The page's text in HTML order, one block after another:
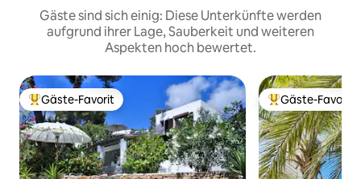
Gäste sind sich einig: Diese Unterkünfte werden
aufgrund ihrer Lage, Sauberkeit und weiteren
Aspekten hoch bewertet.
Beliebter Gäste-Favorit.
Gäste-Favorit Beliebter Gäste-
Gäste-Favorit